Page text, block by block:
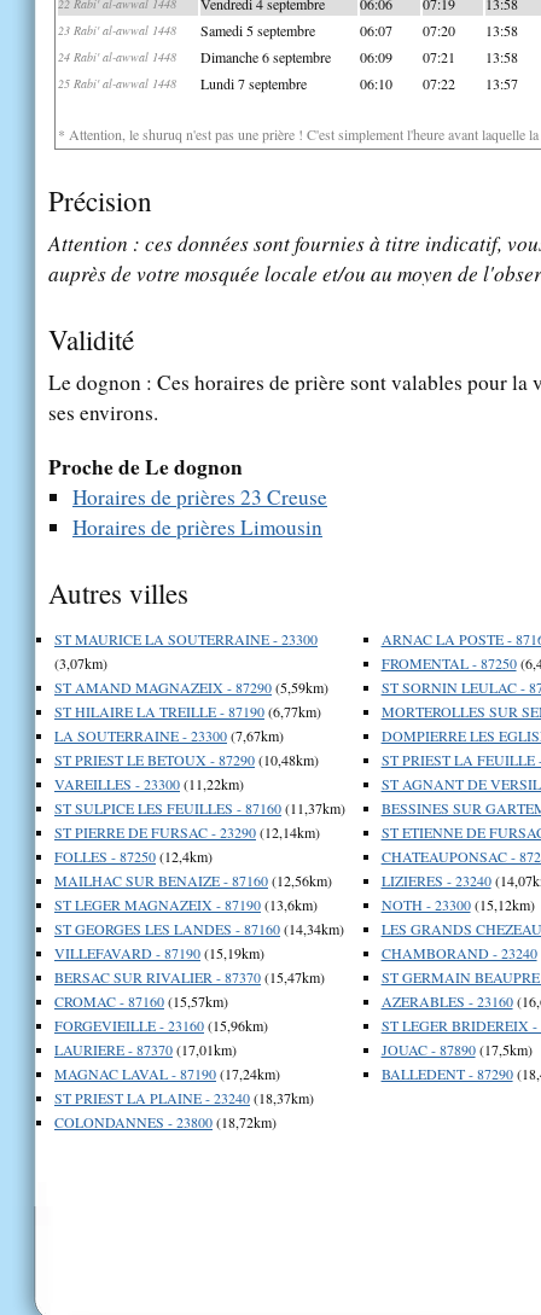
22 Rabi' al-awwal 1448
23 Rabi' al-awwal 1448 Samedi 5 septembre 06:07 07:20 13:58
24 Rabi' al-awwal 1448 Dimanche 6 septembre 06:09 07:21 13:58
25 Rabi' al-awwal 1448 Lundi 7 septembre 06:10 07:22 13:57
* Attention, le shuruq n'est pas une prière ! C'est simplement l'heure avant laquelle
Précision
Attention : ces données sont fournies à titre indicatif,
auprès de votre mosquée locale et/ou au moyen de
Validité
Le dognon : Ces horaires de prière sont valables pour
ses environs.
Proche de Le dognon
Horaires de prières 23 Creuse
Horaires de prières Limousin
Autres villes
ST MAURICE LA SOUTERRAINE - 23300
(3,07km)
ST AMAND MAGNAZEIX - 87290(5,59km)
ST HILAIRE LA TREILLE - 87190(6,77km)
LA SOUTERRAINE - 23300(7,67km)
ST PRIEST LE BETOUX - 87290(10,48km)
VAREILLES - 23300(11,22km)
ST SULPICE LES FEUILLES - 87160(11,37km)
ST PIERRE DE FURSAC - 23290(12,14km)
FOLLES - 87250(12,4km)
MAILHAC SUR BENAIZE - 87160(12,56km)
ST LEGER MAGNAZEIX - 87190(13,6km)
ST GEORGES LES LANDES - 87160(14,34km)
VILLEFAVARD - 87190(15,19km)
BERSAC SUR RIVALIER - 87370(15,47km)
CROMAC - 87160(15,57km)
FORGEVIEILLE - 23160(15,96km)
LAURIERE - 87370(17,01km)
MAGNAC LAVAL - 87190(17,24km)
ST PRIEST LA PLAINE - 23240(18,37km)
COLONDANNES - 23800(18,72km)
ARNAC LA POSTE -
FROMENTAL - 87250
ST SORNIN LEULAC -
MORTEROLLES SUR
DOMPIERRE LES
ST PRIEST LA FEUILLE
ST AGNANT DE
BESSINES SUR
ST ETIENNE DE
CHATEAUPONSAC -
LIZIERES - 23240
NOTH - 23300(15,12km)
LES GRANDS
CHAMBORAND - 23240
ST GERMAIN BEAUPRE
AZERABLES - 23160
ST LEGER BRIDEREIX -
JOUAC - 87890(17,5km)
BALLEDENT - 87290